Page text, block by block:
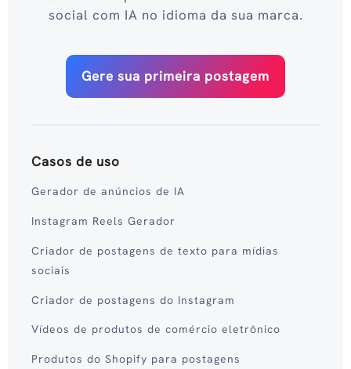
social com IA no idioma da sua marca.
Gere sua primeira postagem
Casos de uso
Gerador de anúncios de IA
Instagram Reels Gerador
Criador de postagens de texto para mídias
sociais
Criador de postagens do Instagram
Vídeos de produtos de comércio eletrônico
Produtos do Shopify para postagens